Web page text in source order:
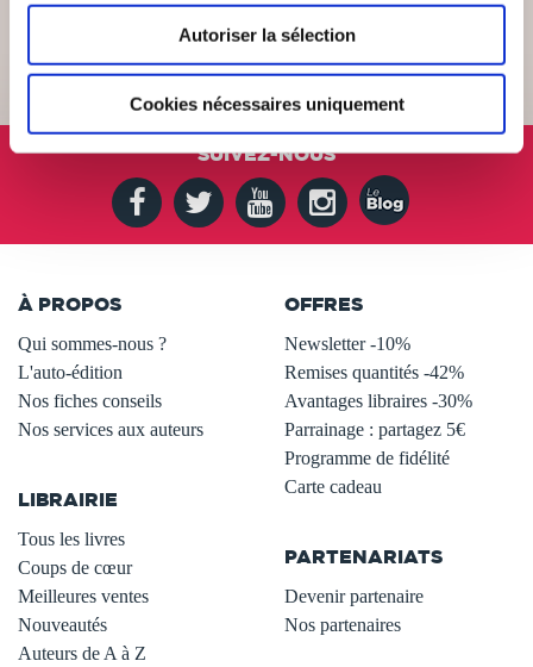
Autoriser la sélection
Cookies nécessaires uniquement
SUIVEZ-NOUS
À PROPOS
Qui sommes-nous ?
L'auto-édition
Nos fiches conseils
Nos services aux auteurs
LIBRAIRIE
Tous les livres
Coups de cœur
Meilleures ventes
Nouveautés
Auteurs de A à Z
OFFRES
Newsletter -10%
Remises quantités -42%
Avantages libraires -30%
Parrainage : partagez 5€
Programme de fidélité
Carte cadeau
PARTENARIATS
Devenir partenaire
Nos partenaires